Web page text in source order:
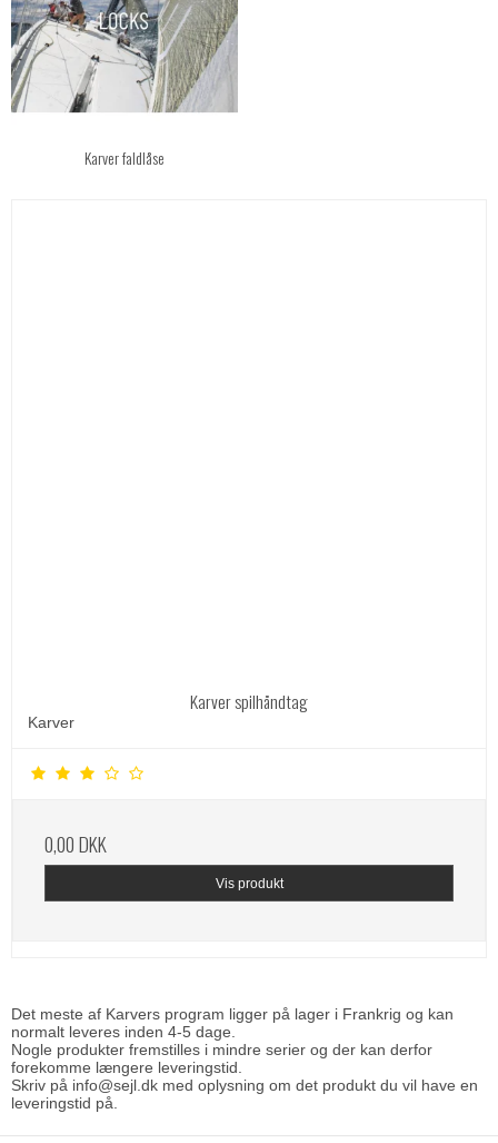
Karver faldlåse
Karver spilhåndtag
Karver
0,00 DKK
Vis produkt
Det meste af Karvers program ligger på lager i Frankrig og kan
normalt leveres inden 4-5 dage.
Nogle produkter fremstilles i mindre serier og der kan derfor
forekomme længere leveringstid.
Skriv på info@sejl.dk med oplysning om det produkt du vil have en
leveringstid på.